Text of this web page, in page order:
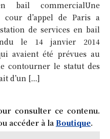
bail commercialUne
d’appel de Paris a
de services en bail
le 14 janvier 2014
avaient été prévues au
contourner le statut des
d’un […]
consulter ce contenu.
accéder à la Boutique.